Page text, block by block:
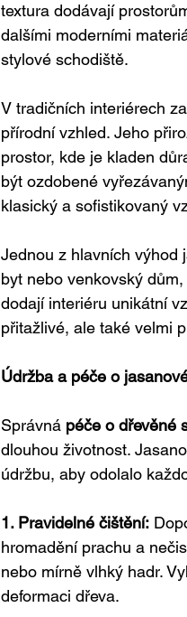
textura dodávají
dalšími moderními
stylové schodiště.
V tradičních interiérech
přírodní vzhled. Jeho
prostor, kde je kladen
být ozdobené
klasický a sofistikovaný
Jednou z hlavních výhod
byt nebo venkovský dům,
dodají interiéru unikátní
přitažlivé, ale také velmi
Údržba a péče o
Správná péče o dřevěné
dlouhou životnost.
údržbu, aby odolalo
1. Pravidelné čištění:
hromadění prachu a
nebo mírně vlhký hadr.
deformaci dřeva.